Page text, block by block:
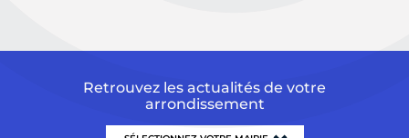
Retrouvez les actualités de votre
arrondissement